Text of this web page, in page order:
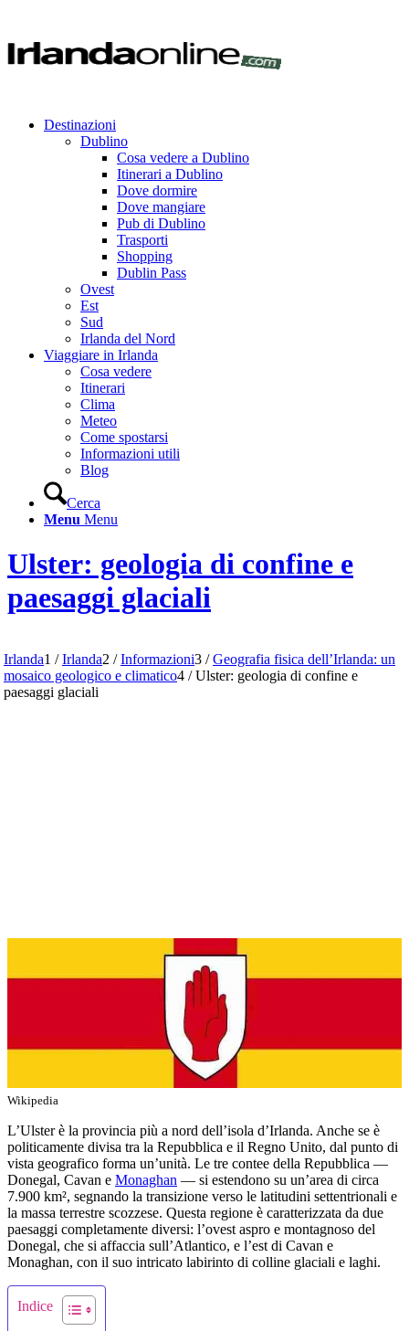
Destinazioni
Dublino
Cosa vedere a Dublino
Itinerari a Dublino
Dove dormire
Dove mangiare
Pub di Dublino
Trasporti
Shopping
Dublin Pass
Ovest
Est
Sud
Irlanda del Nord
Viaggiare in Irlanda
Cosa vedere
Itinerari
Clima
Meteo
Come spostarsi
Informazioni utili
Blog
Cerca
Menu Menu
Ulster: geologia di confine e
paesaggi glaciali
Irlanda1 / Irlanda2 / Informazioni3 / Geografia fisica dell’Irlanda: un
mosaico geologico e climatico4 / Ulster: geologia di confine e
paesaggi glaciali
Wikipedia
L’Ulster è la provincia più a nord dell’isola d’Irlanda. Anche se è
politicamente divisa tra la Repubblica e il Regno Unito, dal punto di
vista geografico forma un’unità. Le tre contee della Repubblica —
Donegal, Cavan e Monaghan — si estendono su un’area di circa
7.900 km², segnando la transizione verso le latitudini settentrionali e
la massa terrestre scozzese. Questa regione è caratterizzata da due
paesaggi completamente diversi: l’ovest aspro e montagnoso del
Donegal, che si affaccia sull’Atlantico, e l’est di Cavan e
Monaghan, con il suo intricato labirinto di colline glaciali e laghi.
Indice